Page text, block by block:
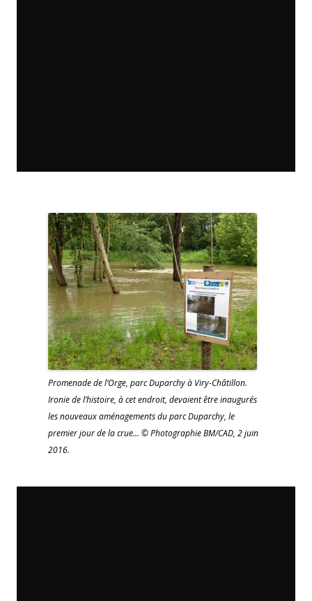
Promenade de l’Orge, parc Duparchy à Viry-Châtillon.
Ironie de l’histoire, à cet endroit, devaient être inaugurés
les nouveaux aménagements du parc Duparchy, le
premier jour de la crue… © Photographie BM/CAD, 2 juin
2016.